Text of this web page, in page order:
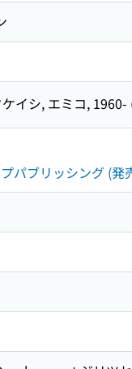
イシ, エミコ, 1960-
パブリッシング (発